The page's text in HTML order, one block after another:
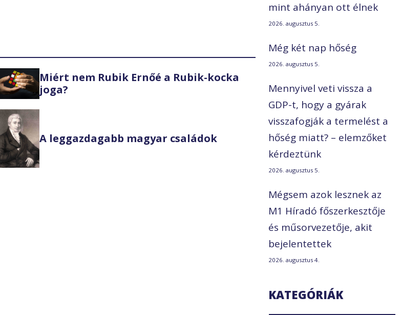
Miért nem Rubik Ernőé a Rubik-kocka
joga?
A leggazdagabb magyar családok
mint ahányan ott élnek
2026. augusztus 5.
Még két nap hőség
2026. augusztus 5.
Mennyivel veti vissza a
GDP-t, hogy a gyárak
visszafogják a termelést a
hőség miatt? – elemzőket
kérdeztünk
2026. augusztus 5.
Mégsem azok lesznek az
M1 Híradó főszerkesztője
és műsorvezetője, akit
bejelentettek
2026. augusztus 4.
KATEGÓRIÁK